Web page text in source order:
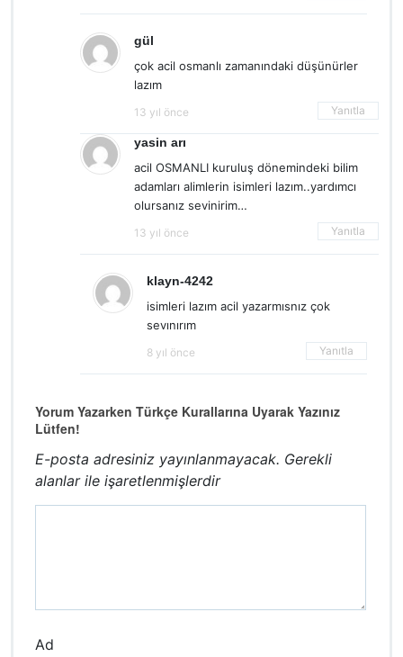
gül
çok acil osmanlı zamanındaki düşünürler
lazım
13 yıl önce Yanıtla
yasin arı
acil OSMANLI kuruluş dönemindeki bilim
adamları alimlerin isimleri lazım..yardımcı
olursanız sevinirim…
13 yıl önce Yanıtla
klayn-4242
isimleri lazım acil yazarmısnız çok
sevınırım
8 yıl önce Yanıtla
Yorum Yazarken Türkçe Kurallarına Uyarak Yazınız
Lütfen!
E-posta adresiniz yayınlanmayacak. Gerekli
alanlar ile işaretlenmişlerdir
Ad